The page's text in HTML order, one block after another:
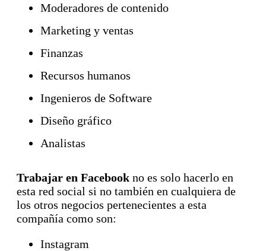
Moderadores de contenido
Marketing y ventas
Finanzas
Recursos humanos
Ingenieros de Software
Diseño gráfico
Analistas
Trabajar en Facebook no es solo hacerlo en
esta red social si no también en cualquiera de
los otros negocios pertenecientes a esta
compañía como son:
Instagram